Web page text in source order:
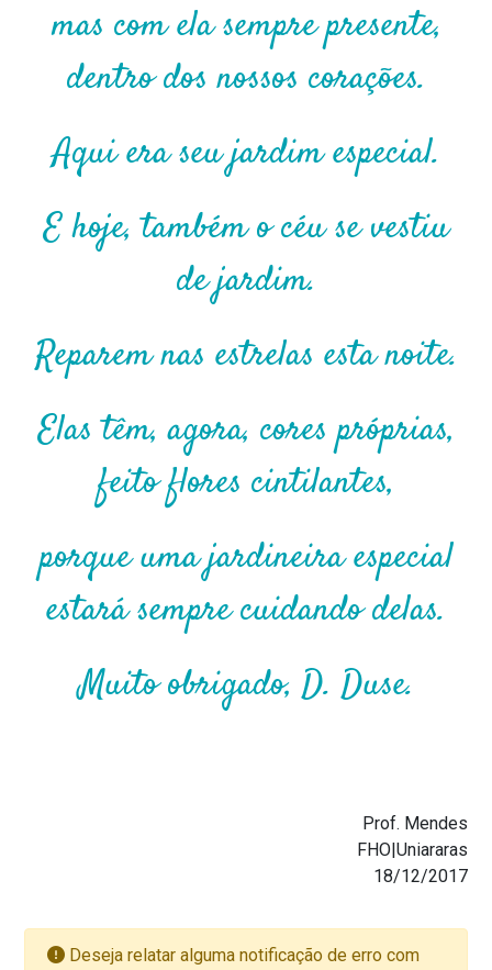
mas com ela sempre presente,
dentro dos nossos corações.
Aqui era seu jardim especial.
E hoje, também o céu se vestiu
de jardim.
Reparem nas estrelas esta noite.
Elas têm, agora, cores próprias,
feito flores cintilantes,
porque uma jardineira especial
estará sempre cuidando delas.
Muito obrigado, D. Duse.
Prof. Mendes
FHO|Uniararas
18/12/2017
Deseja relatar alguma notificação de erro com